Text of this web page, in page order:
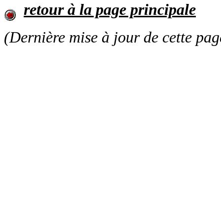
retour à la page principale
(Dernière mise à jour de cette